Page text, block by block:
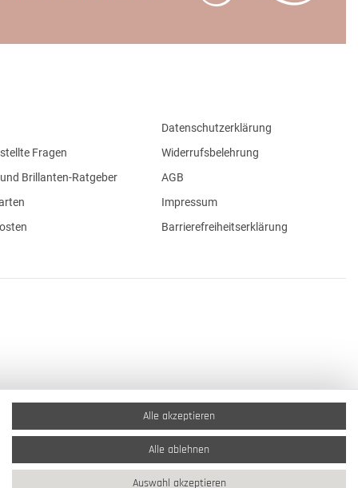
Fragen
Brillanten-Ratgeber
Datenschutzerklärung
Widerrufsbelehrung
AGB
Impressum
Barrierefreiheitserklärung
Alle akzeptieren
Alle ablehnen
Auswahl akzeptieren